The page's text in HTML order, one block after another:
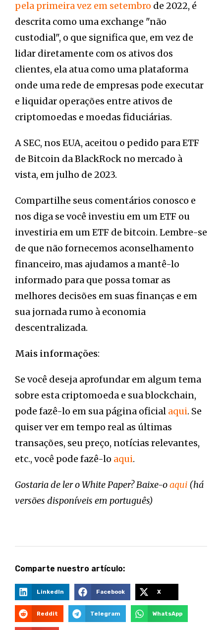
pela primeira vez em setembro de 2022, é
descrita como uma exchange "não
custodial", o que significa que, em vez de
lidar diretamente com os ativos dos
clientes, ela atua como uma plataforma
onde uma rede de empresas pode executar
e liquidar operações entre ativos de
criptomoedas e moedas fiduciárias.
A SEC, nos EUA, aceitou o pedido para ETF
de Bitcoin da BlackRock no mercado à
vista, em julho de 2023.
Compartilhe seus comentários conosco e
nos diga se você investiu em um ETF ou
investiria em um ETF de bitcoin. Lembre-se
de que não fornecemos aconselhamento
financeiro, mas ajudamos a mantê-lo
informado para que possa tomar as
melhores decisões em suas finanças e em
sua jornada rumo à economia
descentralizada.
Mais informações:
Se você deseja aprofundar em algum tema
sobre esta criptomoeda e sua blockchain,
pode fazê-lo em sua página oficial aqui. Se
quiser ver em tempo real as últimas
transações, seu preço, notícias relevantes,
etc., você pode fazê-lo aqui.
Gostaria de ler o White Paper? Baixe-oaqui (há
versões disponíveis em português)
Comparte nuestro artículo:
LinkedIn Facebook X
Reddit Telegram WhatsApp